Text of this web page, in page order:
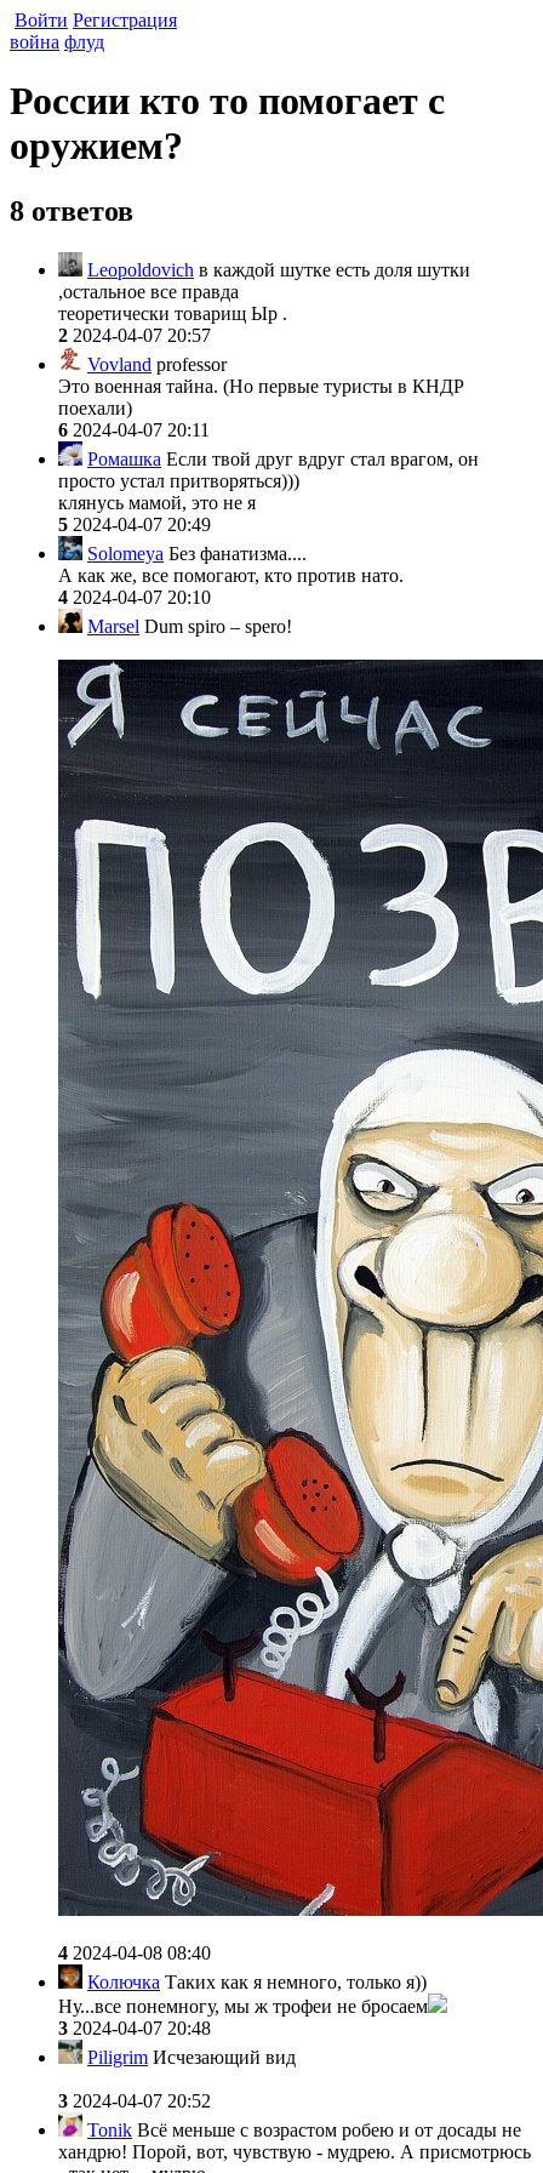
Войти Регистрация
война флуд
России кто то помогает с
оружием?
8 ответов
Leopoldovich в каждой шутке есть доля шутки
,остальное все правда
теоретически товарищ Ыр .
2 2024-04-07 20:57
Vovland professor
Это военная тайна. (Но первые туристы в КНДР
поехали)
6 2024-04-07 20:11
Ромашка Если твой друг вдруг стал врагом, он
просто устал притворяться)))
клянусь мамой, это не я
5 2024-04-07 20:49
Solomeya Без фанатизма....
А как же, все помогают, кто против нато.
4 2024-04-07 20:10
Marsel Dum spiro – spero!
4 2024-04-08 08:40
Колючка Таких как я немного, только я))
Ну...все понемногу, мы ж трофеи не бросаем
3 2024-04-07 20:48
Piligrim Исчезающий вид
3 2024-04-07 20:52
Tonik Всё меньше с возрастом робею и от досады не
хандрю! Порой, вот, чувствую - мудрею. А присмотрюсь